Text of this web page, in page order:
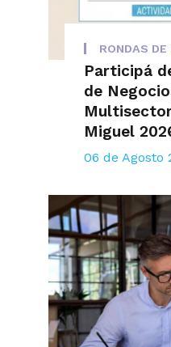
RONDAS DE
Participá
de
Miguel
06 de Agosto